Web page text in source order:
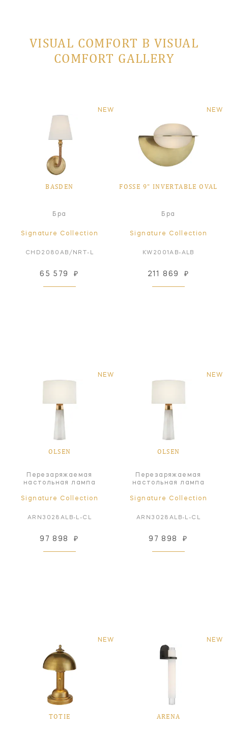
VISUAL COMFORT В VISUAL
COMFORT GALLERY
NEW
BASDEN
Бра
Signature Collection
CHD2080AB/NRT-L
65 579 ₽
NEW
FOSSE 9" INVERTABLE OVAL
Бра
Signature Collection
KW2001AB-ALB
211 869 ₽
NEW
OLSEN
Перезаряжаемая
настольная лампа
Signature Collection
ARN3028ALB-L-CL
97 898 ₽
NEW
OLSEN
Перезаряжаемая
настольная лампа
Signature Collection
ARN3028ALB-L-CL
97 898 ₽
NEW
TOTIE
NEW
ARENA